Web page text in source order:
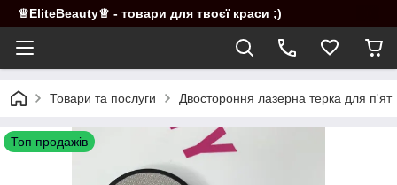
♕EliteBeauty♕ - товари для твоєї краси ;)
Товари та послуги Двостороння лазерна терка для п'ят
Топ продажів